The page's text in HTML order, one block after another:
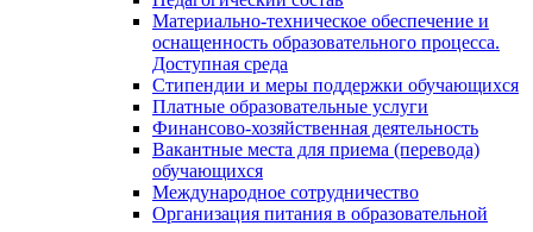
Материально-техническое обеспечение и
оснащенность образовательного процесса.
Доступная среда
Стипендии и меры поддержки обучающихся
Платные образовательные услуги
Финансово-хозяйственная деятельность
Вакантные места для приема (перевода)
обучающихся
Международное сотрудничество
Организация питания в образовательной